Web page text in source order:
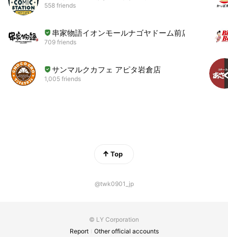
558 friends
串家物語イオンモールナゴヤドーム前店
709 friends
サンマルクカフェ アピタ岩倉店
1,005 friends
Top
@twk0901_jp
© LY Corporation
Report
Other official accounts